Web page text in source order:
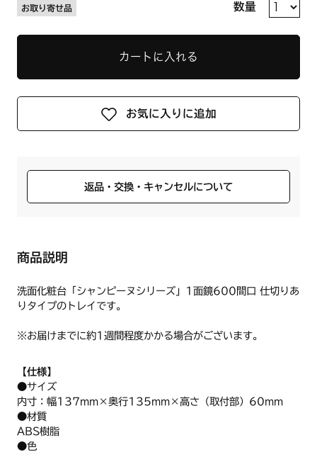
お取り寄せ品 数量
カートに入れる
お気に入りに追加
返品・交換・キャンセルについて
商品説明
洗面化粧台「シャンピーヌシリーズ」1面鏡600間口 仕切りあ
りタイプのトレイです。
※お届けまでに約1週間程度かかる場合がございます。
【仕様】
●サイズ
内寸：幅137mm×奥行135mm×高さ（取付部）60mm
●材質
ABS樹脂
●色